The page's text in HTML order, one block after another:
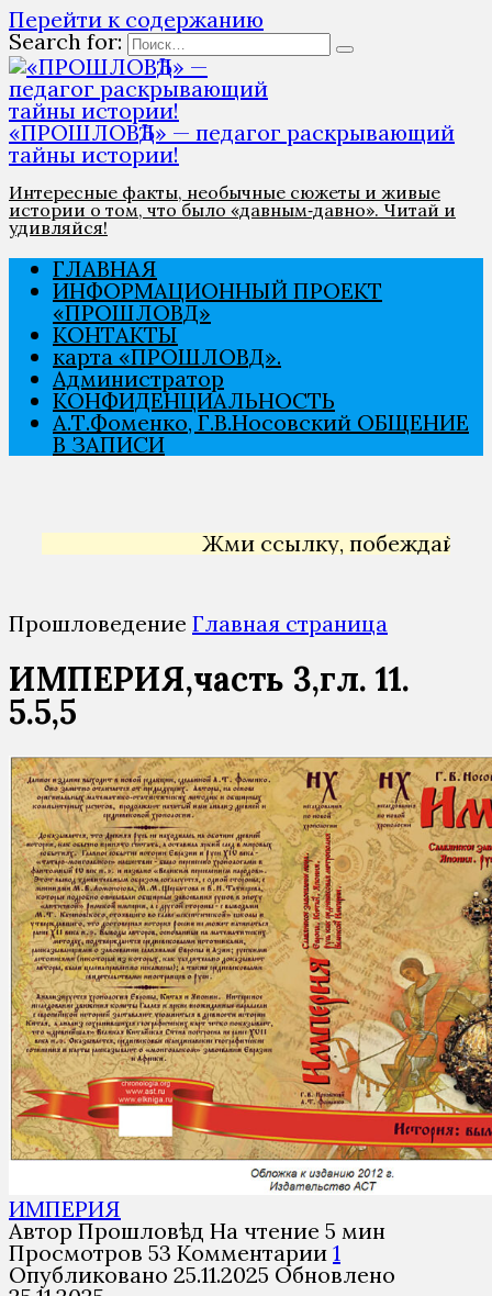
Перейти к содержанию
Search for:
«ПРОШЛОВѢД» — педагог раскрывающий
тайны истории!
Интересные факты, необычные сюжеты и живые
истории о том, что было «давным‑давно». Читай и
удивляйся!
ГЛАВНАЯ
ИНФОРМАЦИОННЫЙ ПРОЕКТ
«ПРОШЛОВѢД»
КОНТАКТЫ
карта «ПРОШЛОВѢД».
Администратор
КОНФИДЕНЦИАЛЬНОСТЬ
А.Т.Фоменко, Г.В.Носовский ОБЩЕНИЕ
В ЗАПИСИ
Жми ссылку, побеждай →
Прошловедение Главная страница
ИМПЕРИЯ,часть 3,гл. 11.
5.5,5
ИМПЕРИЯ
Автор Прошловѣд На чтение 5 мин
Просмотров 53 Комментарии 1
Опубликовано 25.11.2025 Обновлено